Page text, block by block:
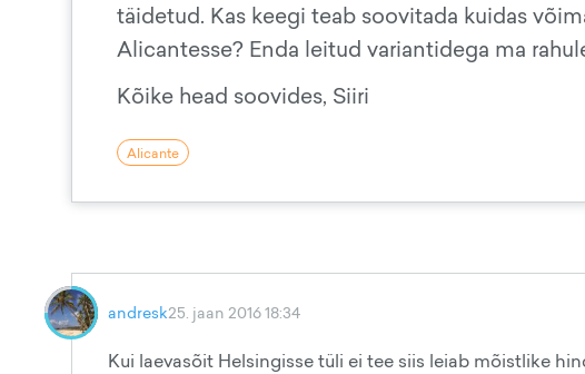
täidetud. Kas keegi teab soovitada kuidas
Alicantesse? Enda leitud variantidega ma
Kõike head soovides, Siiri
Alicante
andresk25. jaan 2016 18:34
Kui laevasõit Helsingisse tüli ei tee siis leiab mõistlike